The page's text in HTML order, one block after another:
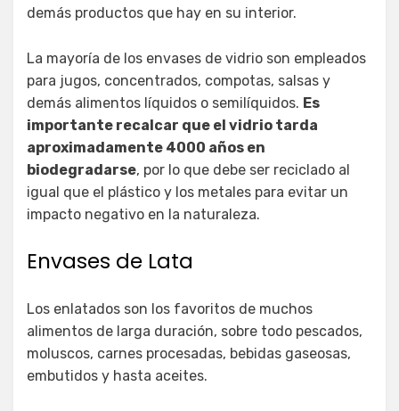
demás productos que hay en su interior.
La mayoría de los envases de vidrio son empleados
para jugos, concentrados, compotas, salsas y
demás alimentos líquidos o semilíquidos. Es
importante recalcar que el vidrio tarda
aproximadamente 4000 años en
biodegradarse, por lo que debe ser reciclado al
igual que el plástico y los metales para evitar un
impacto negativo en la naturaleza.
Envases de Lata
Los enlatados son los favoritos de muchos
alimentos de larga duración, sobre todo pescados,
moluscos, carnes procesadas, bebidas gaseosas,
embutidos y hasta aceites.